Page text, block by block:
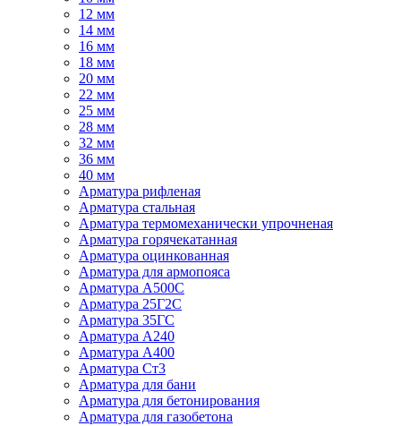
12 мм
14 мм
16 мм
18 мм
20 мм
22 мм
25 мм
28 мм
32 мм
36 мм
40 мм
Арматура рифленая
Арматура стальная
Арматура термомеханически упрочненая
Арматура горячекатанная
Арматура оцинкованная
Арматура для армопояса
Арматура A500С
Арматура 25Г2С
Арматура 35ГС
Арматура А240
Арматура А400
Арматура Ст3
Арматура для бани
Арматура для бетонирования
Арматура для газобетона